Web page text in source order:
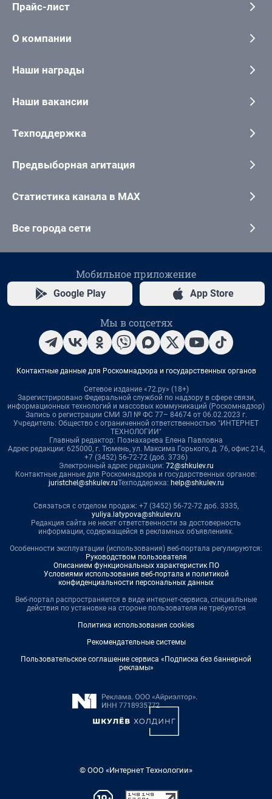
Прайс-лист
О компании
Наши награды
Наши вакансии
Техподдержка
Предвыборная агитация
Статистика канала в MAX
Все города сети
Мобильное приложение
Google Play App Store
Мы в соцсетях
Контактные данные для Роскомнадзора и государственных органов
Сетевое издание «72.ру» (18+)
Зарегистрировано Федеральной службой по надзору в сфере связи,
информационных технологий и массовых коммуникаций (Роскомнадзор)
Запись о регистрации СМИ ЭЛ № ФС 77– 84674 от 06.02.2023 г.
Учредитель: Общество с ограниченной ответственностью "ИНТЕРНЕТ
ТЕХНОЛОГИИ"
Главный редактор: Познахарева Елена Павловна
Адрес редакции: 625000, г. Тюмень, ул. Максима Горького, д. 76, офис 214,
+7 (3452) 56-72-72 (доб. 3736)
Электронный адрес редакции: 72@shkulev.ru
Контактные данные для Роскомнадзора и государственных органов:
juristchel@shkulev.ruТехподдержка: help@shkulev.ru
Связаться с отделом продаж: +7 (3452) 56-72-72 доб. 3335,
yuliya.latypova@shkulev.ru
Редакция сайта не несет ответственности за достоверность
информации, содержащейся в рекламных объявлениях.
Особенности эксплуатации (использования) веб-портала регулируются:
Руководством пользователя
Описанием функциональных характеристик ПО
Условиями использования веб-портала и политикой
конфиденциальности персональных данных
Веб-портал распространяется в виде интернет-сервиса, специальные
действия по установке на стороне пользователя не требуются
Политика использования cookies
Рекомендательные системы
Пользовательское соглашение сервиса «Подписка без баннерной
рекламы»
© ООО «Интернет Технологии»